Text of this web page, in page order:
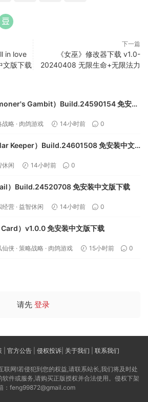
in love
版下载
下一篇
​​《女巫》修改器下载 v1.0-
20240408 无限生命+无限法力​​
Gambit）Build.24590154 免安装
战略 · 肉鸽游戏 14小时前 0
Keeper）Build.24601508 免安装中文
休闲 14小时前 0
）Build.24520708 免安装中文版下载
经营 · 益智休闲 14小时前 0
）v1.0.0 免安装中文版下载
仙侠 · 策略战略 · 肉鸽游戏 15小时前 0
请先 登录
| 官方公告| 侵权投诉| 关于我们 联系我们
联网!若侵犯到您的权益,请联系站长,我们将及时处
件或服务,请购买正版授权并合法使用。侵权下架
：feng99872@gmail.com